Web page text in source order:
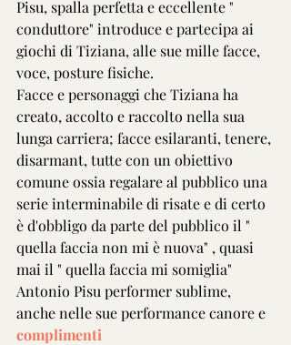
Pisu, spalla perfetta e eccellente "
conduttore" introduce e partecipa ai
giochi di Tiziana, alle sue mille facce,
voce, posture fisiche.
Facce e personaggi che Tiziana ha
creato, accolto e raccolto nella sua
lunga carriera; facce esilaranti, tenere,
disarmant, tutte con un obiettivo
comune ossia regalare al pubblico una
serie interminabile di risate e di certo
è d'obbligo da parte del pubblico il "
quella faccia non mi è nuova" , quasi
mai il " quella faccia mi somiglia"
Antonio Pisu performer sublime,
anche nelle sue performance canore e
complimenti